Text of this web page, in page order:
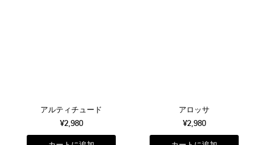
アルティチュード
¥2,980
アロッサ
¥2,980